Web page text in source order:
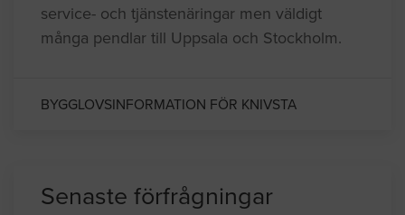
service- och tjänstenäringar men väldigt
många pendlar till Uppsala och Stockholm.
BYGGLOVSINFORMATION FÖR KNIVSTA
Senaste förfrågningar